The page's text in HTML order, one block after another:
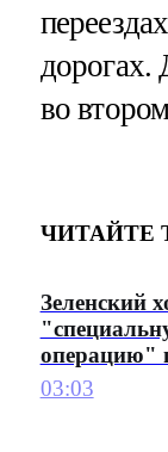
дорогах.
во
ЧИТАЙТЕ
Зеленский
операцию"
03:03